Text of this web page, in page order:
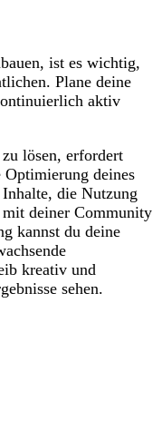
ist es wichtig,
Plane deine
aktiv
lösen, erfordert
deines
die Nutzung
deiner Community
kannst du deine
kreativ und
sehen.